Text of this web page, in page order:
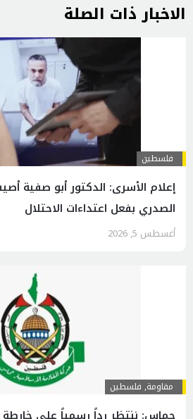
الاخبار ذات الصلة
فلسطين
إعلام الأسرى: الدكتور أبو صفية
الصدري بفعل اعتداءات الاحتلال
أغسطس 5, 2026
مقاومة, فلسطين